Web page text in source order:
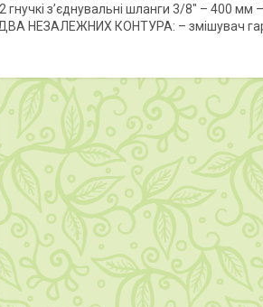
гнучкі з’єднувальні шланги 3/8" – 400
НЕЗАЛЕЖНИХ КОНТУРА: – змішувач